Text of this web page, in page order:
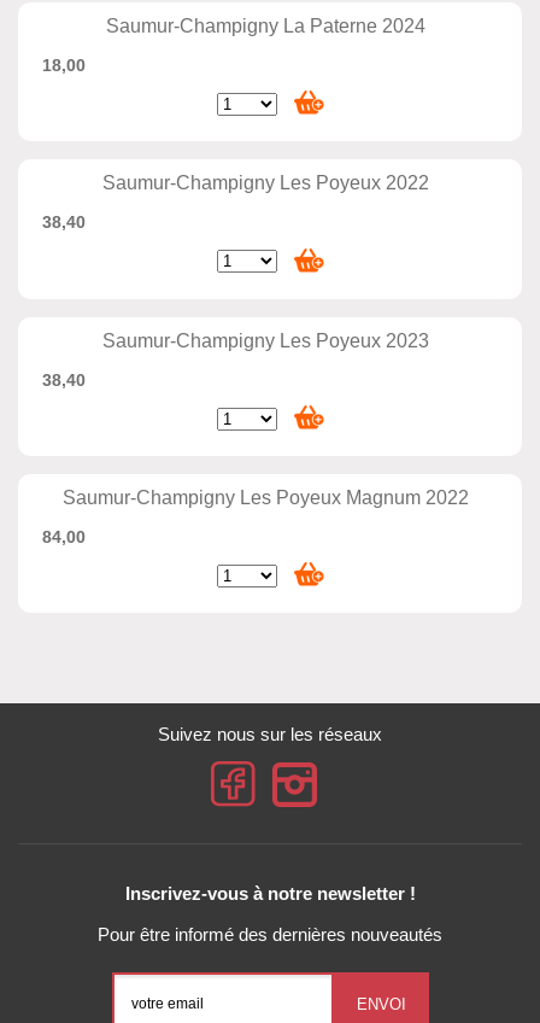
Saumur-Champigny La Paterne 2024
18,00
Saumur-Champigny Les Poyeux 2022
38,40
Saumur-Champigny Les Poyeux 2023
38,40
Saumur-Champigny Les Poyeux Magnum 2022
84,00
Suivez nous sur les réseaux
Inscrivez-vous à notre newsletter !
Pour être informé des dernières nouveautés